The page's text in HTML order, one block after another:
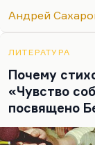
поздравляю
он мог
бы — я думаю,
Я думаю, что
гниение,
появляется
Андрей
ЛИТЕРАТУРА
Почему
«Чувство
посвящено